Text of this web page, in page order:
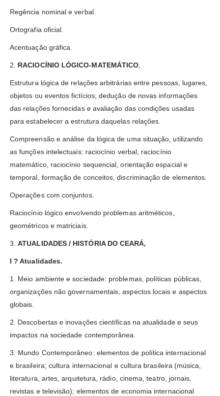
Regência nominal e verbal.
Ortografia oficial.
Acentuação gráfica.
2. RACIOCÍNIO LÓGICO-MATEMÁTICO
Estrutura lógica de relações arbitrárias entre pessoas, lugares,
objetos ou eventos fictícios; dedução de novas informações
das relações fornecidas e avaliação das condições usadas
para estabelecer a estrutura daquelas relações.
Compreensão e análise da lógica de uma situação, utilizando
as funções intelectuais: raciocínio verbal, raciocínio
matemático, raciocínio sequencial, orientação espacial e
temporal, formação de conceitos, discriminação de elementos.
Operações com conjuntos.
Raciocínio lógico envolvendo problemas aritméticos,
geométricos e matriciais.
3.ATUALIDADES / HISTÓRIA DO CEARÁ,
I ? Atualidades.
1. Meio ambiente e sociedade: problemas, políticas públicas,
organizações não governamentais, aspectos locais e aspectos
globais.
2. Descobertas e inovações científicas na atualidade e seus
impactos na sociedade contemporânea.
3. Mundo Contemporâneo: elementos de política internacional
e brasileira; cultura internacional e cultura brasileira (música,
literatura, artes, arquitetura, rádio, cinema, teatro, jornais,
revistas e televisão); elementos de economia internacional